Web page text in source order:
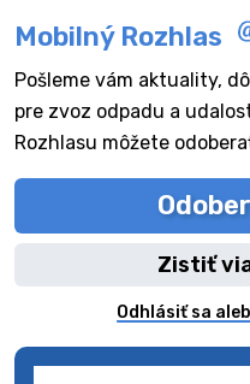
Mobilný Rozhlas
Pošleme vám aktuality,
pre zvoz odpadu a
Rozhlasu môžete
Zistiť
Odhlásiť sa